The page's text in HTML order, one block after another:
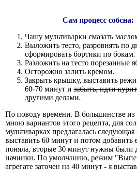
Сам процесс собсна:
Чашу мультиварки смазать
Выложить тесто, разровнять по
сформировать бортики по бокам.
Разложить на тесто порезанные
Осторожно залить кремом.
Закрыть крышку, выставить
60-70 минут и забыть, идти
другими делами.
По поводу времени. В большинстве
мною вариантов этого рецепта, для
мультиварках предлагалась следующая
выставить 60 минут и потом добавить
поняла, вторые 30 минут нужны были
начинки. По умолчанию, режим
агрегате заточен на 40 минут - я